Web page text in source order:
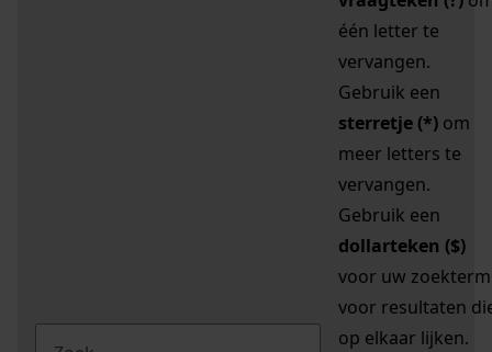
één letter te
vervangen.
Gebruik een
sterretje (*) om
meer letters te
vervangen.
Gebruik een
dollarteken ($)
voor uw zoekterm
voor resultaten
op elkaar lijken.